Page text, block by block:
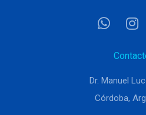
Dr. Manuel
Córdoba,